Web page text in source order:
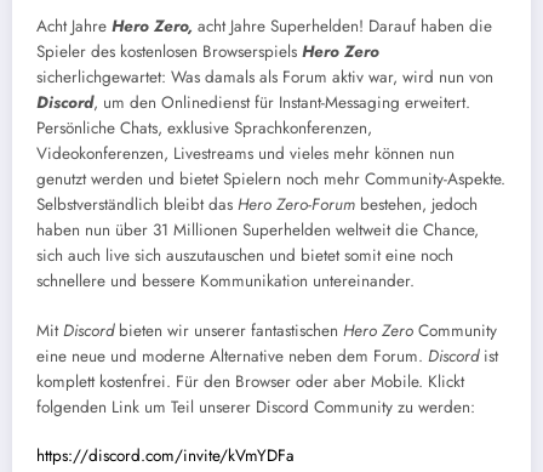
Acht Jahre Hero Zero, acht Jahre Superhelden! Darauf haben die
Spieler des kostenlosen Browserspiels Hero Zero
sicherlichgewartet: Was damals als Forum aktiv war, wird nun von
Discord, um den Onlinedienst für Instant-Messaging erweitert.
Persönliche Chats, exklusive Sprachkonferenzen,
Videokonferenzen, Livestreams und vieles mehr können nun
genutzt werden und bietet Spielern noch mehr Community-Aspekte.
Selbstverständlich bleibt das Hero Zero-Forum bestehen, jedoch
haben nun über 31 Millionen Superhelden weltweit die Chance,
sich auch live sich auszutauschen und bietet somit eine noch
schnellere und bessere Kommunikation untereinander.
MitDiscordbieten wir unserer fantastischen Hero Zero Community
eine neue und moderne Alternative neben dem Forum. Discordist
komplett kostenfrei. Für den Browser oder aber Mobile. Klickt
folgenden Link um Teil unserer Discord Community zu werden:
https://discord.com/invite/kVmYDFa